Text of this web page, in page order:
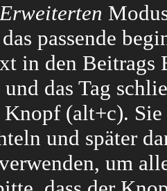
Erweiterten
passende
in den Beitrags
und das Tag
Knopf (alt+c).
und später
um